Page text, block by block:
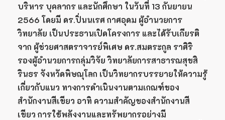
บริหาร บุคลากร และนักศึกษา ในวันที่ 13 กันยายน
2566 โดยมี ดร.ปิ่นนเรศ กาศอุดม ผู้อำนวยการ
วิทยาลัย เป็นประธานเปิดโครงการ และได้รับเกียรติ
จาก ผู้ช่วยศาสตราจารย์พิเศษ ดร.สมตระกูล ราศิริ
รองผู้อำนวยการกลุ่มวิจัย วิทยาลัยการสาธารณสุขสิ
รินธร จังหวัดพิษณุโลก เป็นวิทยากรบรรยายให้ความรู้
เกี่ยวกับแนว ทางการดำเนินงานตามเกณฑ์ของ
สำนักงานสีเขียว อาทิ ความสำคัญของสำนักงานสี
เขียว การใช้พลังงานและทรัพยากรอย่างมี